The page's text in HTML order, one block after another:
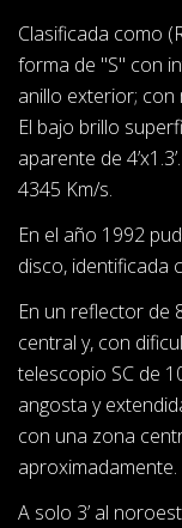
Clasificada como
forma de "S" con
anillo exterior; con
El bajo brillo
aparente de
4345 Km/s.
En el año 1992
disco, identificada
En un reflector de
central y, con
telescopio SC de
angosta y
con una zona
aproximadamente.
A solo 3’ al